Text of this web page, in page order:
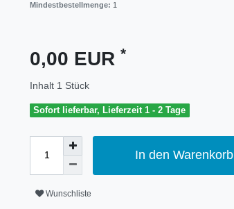
Mindestbestellmenge: 1
0,00 EUR *
Inhalt 1 Stück
Sofort lieferbar, Lieferzeit 1 - 2 Tage
In den Warenkorb
Wunschliste